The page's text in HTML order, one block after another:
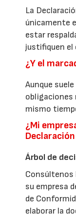
La
únicamente
estar
justifiquen el
¿Y el
Aunque
obligaciones
mismo
¿Mi
Árbol de
Consúltenos
su empresa
de
elaborar la